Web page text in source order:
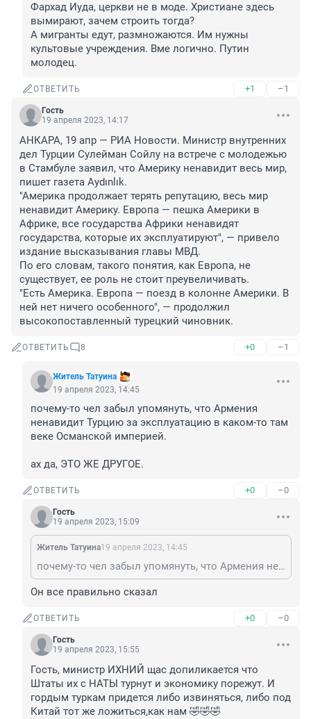
Фархад Иуда, церкви не в моде. Христиане здесь
вымирают, зачем строить тогда?
А мигранты едут, размножаются. Им нужны
культовые учреждения. Вме логично. Путин
молодец.
ОТВЕТИТЬ +1 –1
Гость
19 апреля 2023, 14:17
АНКАРА, 19 апр — РИА Новости. Министр внутренних
дел Турции Сулейман Сойлу на встрече с молодежью
в Стамбуле заявил, что Америку ненавидит весь мир,
пишет газета Aydınlık.
"Америка продолжает терять репутацию, весь мир
ненавидит Америку. Европа — пешка Америки в
Африке, все государства Африки ненавидят
государства, которые их эксплуатируют", — привело
издание высказывания главы МВД.
По его словам, такого понятия, как Европа, не
существует, ее роль не стоит преувеличивать.
"Есть Америка. Европа — поезд в колонне Америки. В
ней нет ничего особенного", — продолжил
высокопоставленный турецкий чиновник.
ОТВЕТИТЬ 8 +0 –1
Житель Татуина
19 апреля 2023, 14:45
почему-то чел забыл упомянуть, что Армения
ненавидит Турцию за эксплуатацию в каком-то там
веке Османской империей.
ах да, ЭТО ЖЕ ДРУГОЕ.
ОТВЕТИТЬ +0 –0
Гость
19 апреля 2023, 15:09
Житель Татуина19 апреля 2023, 14:45
почему-то чел забыл упомянуть, что Армения ненавидит Турцию за эксплуатацию в каком-то там веке Османской империей. ах да, ЭТО ЖЕ ДРУГОЕ.
Он все правильно сказал
ОТВЕТИТЬ +0 –0
Гость
19 апреля 2023, 15:55
Гость, министр ИХНИЙ щас допиликается что
Штаты их с НАТЫ турнут и экономику порежут. И
гордым туркам придется либо извиняться, либо под
Китай тот же ложиться,как нам 🤣🤣🤣